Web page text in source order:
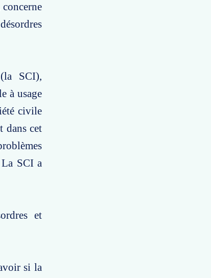
SCI),
à usage
civile
dans cet
SCI a
et
si la